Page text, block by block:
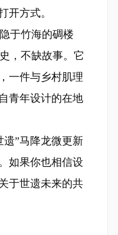
方式。
于竹海的碉楼
，不缺故事。它
一件与乡村肌理
青年设计的在地
”马降龙微更新
如果你也相信设
于世遗未来的共